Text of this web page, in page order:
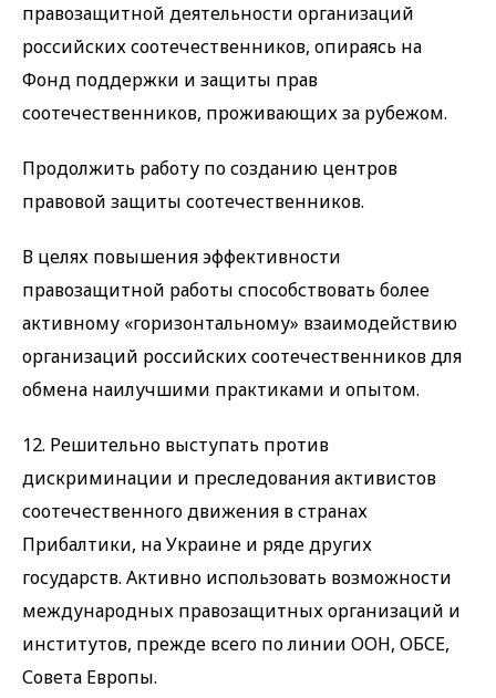
правозащитной деятельности организаций
российских соотечественников, опираясь на
Фонд поддержки и защиты прав
соотечественников, проживающих за рубежом.
Продолжить работу по созданию центров
правовой защиты соотечественников.
В целях повышения эффективности
правозащитной работы способствовать более
активному «горизонтальному» взаимодействию
организаций российских соотечественников для
обмена наилучшими практиками и опытом.
12. Решительно выступать против
дискриминации и преследования активистов
соотечественного движения в странах
Прибалтики, на Украине и ряде других
государств. Активно использовать возможности
международных правозащитных организаций и
институтов, прежде всего по линии ООН, ОБСЕ,
Совета Европы.